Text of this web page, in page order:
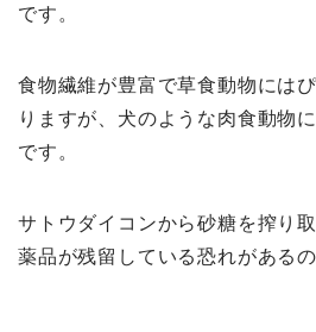
です。
食物繊維が豊富で草食動物には
りますが、犬のような肉食動物
です。
サトウダイコンから砂糖を搾り
薬品が残留している恐れがある